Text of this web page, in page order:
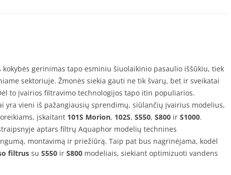
gerinimas tapo esminiu šiuolaikinio pasaulio iššūkiu, tiek
sektoriuje. Žmonės siekia gauti ne tik švarų, bet ir sveikatai
to įvairios filtravimo technologijos tapo itin populiarios.
yra vieni iš pažangiausių sprendimų, siūlančių įvairius modelius,
įskaitant 101S Morion, 102S, S550, S800 ir S1000.
aptars filtrų Aquaphor modelių technines
montavimą ir priežiūrą. Taip pat bus nagrinėjama, kodėl
filtrus su S550 ir S800 modeliais, siekiant optimizuoti vandens